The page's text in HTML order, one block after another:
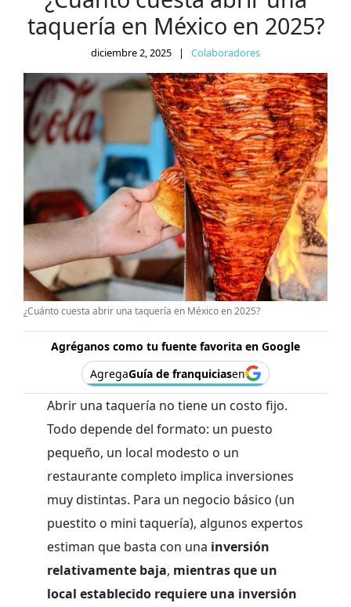
taquería en México en 2025?
diciembre 2, 2025 | Colaboradores
¿Cuánto cuesta abrir una taquería en México en 2025?
Agréganos como tu fuente favorita en Google
AgregaGuía de franquiciasen
Abrir una taquería no tiene un costo fijo.
Todo depende del formato: un puesto
pequeño, un local modesto o un
restaurante completo implica inversiones
muy distintas. Para un negocio básico (un
puestito o mini taquería), algunos expertos
estiman que basta con una inversión
relativamente baja, mientras que un
local establecido requiere una inversión